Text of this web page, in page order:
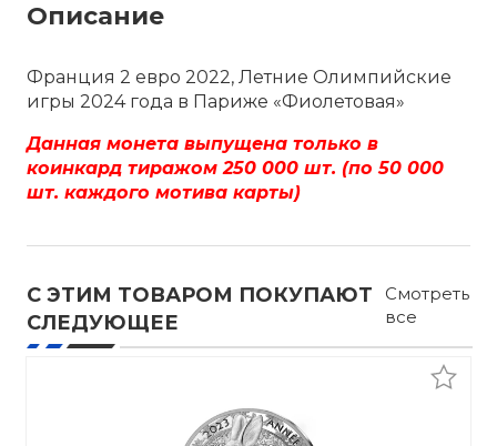
Описание
Франция 2 евро 2022, Летние Олимпийские
игры 2024 года в Париже «Фиолетовая»
Данная монета выпущена только в
коинкард тиражом 250 000 шт. (по 50 000
шт. каждого мотива карты)
С ЭТИМ ТОВАРОМ ПОКУПАЮТ
СЛЕДУЮЩЕЕ
Смотреть
все